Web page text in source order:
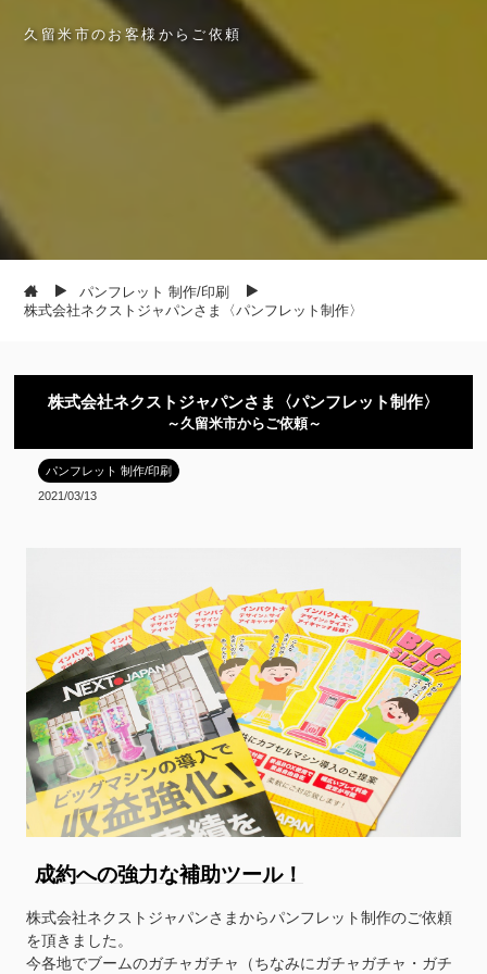
久 留米 市の お 客様 か ら ご 依 頼
パンフレット 制作/印刷
株式会社ネクストジャパンさま〈パンフレット制作〉
株式会社ネクストジャパンさま〈パンフレット制作〉
～久留米市からご依頼～
パンフレット 制作/印刷
2021/03/13
成約への強力な補助ツール！
株式会社ネクストジャパンさまからパンフレット制作のご依頼
を頂きました。
今各地でブームのガチャガチャ（ちなみにガチャガチャ・ガチ